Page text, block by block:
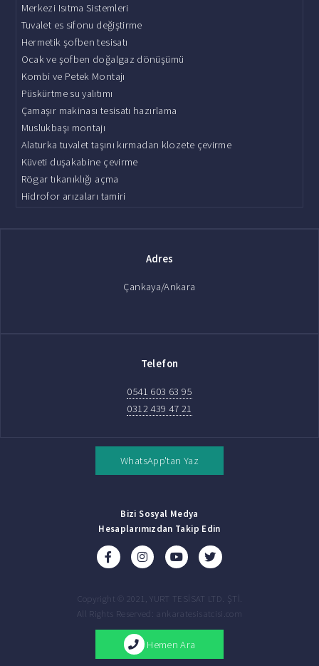
Merkezi Isıtma Sistemleri
Tuvalet es sifonu değiştirme
Hermetik şofben tesisatı
Ocak ve şofben doğalgaz dönüşümü
Kombi ve Petek Montajı
Püskürtme su yalıtımı
Çamaşır makinası tesisatı hazırlama
Muslukbaşı montajı
Alaturka tuvalet taşını kırmadan klozete çevirme
Küveti duşakabine çevirme
Rögar tıkanıklığı açma
Hidrofor arızaları tamiri
Adres
Çankaya/Ankara
Telefon
0541 603 63 95
0312 439 47 21
WhatsApp'tan Yaz
Bizi Sosyal Medya
Hesaplarımızdan Takip Edin
Copyright © 2021, YURT TESİSAT LTD. ŞTİ.
All Rights Reserved: ankaratesisatcisi.com
Hemen Ara